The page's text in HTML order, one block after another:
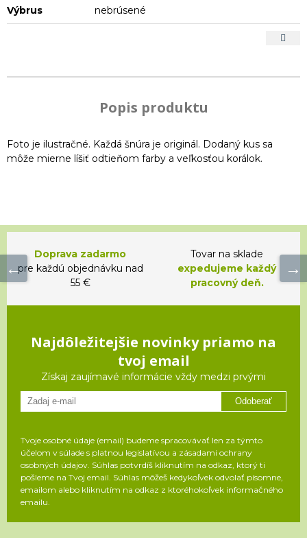
Výbrus nebrúsené
Popis produktu
Foto je ilustračné. Každá šnúra je originál. Dodaný kus sa
môže mierne líšiť odtieňom farby a veľkosťou korálok.
Doprava zadarmo
pre každú objednávku nad
55 €
Tovar na sklade
expedujeme každý
pracovný deň.
Najdôležitejšie novinky priamo na
tvoj email
Získaj zaujímavé informácie vždy medzi prvými
Odoberať
Tvoje osobné údaje (email) budeme spracovávať len za týmto
účelom v súlade s platnou legislatívou a zásadami ochrany
osobných údajov. Súhlas potvrdíš kliknutím na odkaz, ktorý ti
pošleme na Tvoj email. Súhlas môžeš kedykoľvek odvolať písomne,
emailom alebo kliknutím na odkaz z ktoréhokoľvek informačného
emailu.